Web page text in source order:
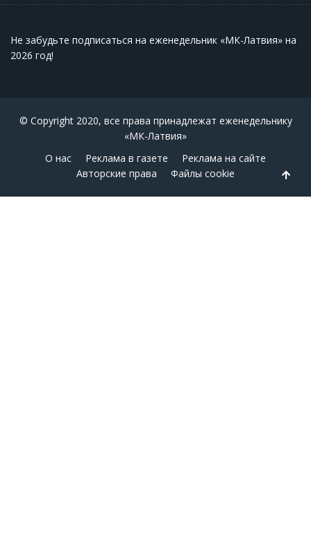
Не забудьте подписаться на еженедельник «МК-Латвия» на
2026 год!
© Copyright 2020, все права принадлежат еженедельнику
«МК-Латвия»
О нас
Реклама в газете
Реклама на сайте
Авторские права
Файлы cookie